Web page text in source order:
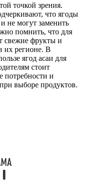
точкой зрения.
что ягоды
не могут заменить
помнить, что для
свежие фрукты и
их регионе. В
ягод асаи для
стоит
потребности и
выборе продуктов.